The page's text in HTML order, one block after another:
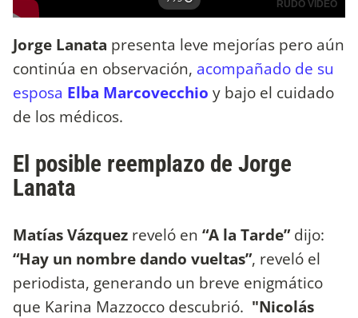
Jorge Lanata presenta leve mejorías pero aún
continúa en observación, acompañado de su
esposa Elba Marcovecchio y bajo el cuidado
de los médicos.
El posible reemplazo de Jorge
Lanata
Matías Vázquez reveló en “A la Tarde”dijo:
“Hay un nombre dando vueltas”, reveló el
periodista, generando un breve enigmático
que Karina Mazzocco descubrió. "Nicolás